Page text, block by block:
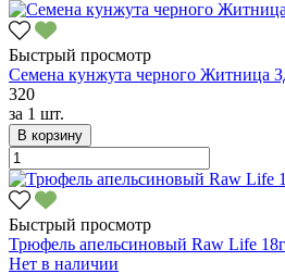
Быстрый просмотр
Семена кунжута черного Житница
320
за 1 шт.
В корзину
Быстрый просмотр
Трюфель апельсиновый Raw Life 18г
Нет в наличии